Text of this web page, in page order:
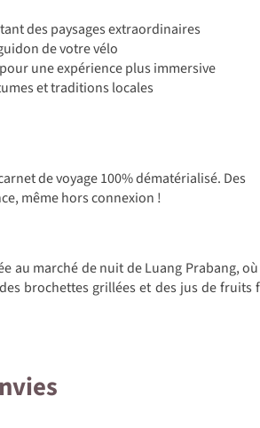
des paysages extraordinaires
de votre vélo
une expérience plus immersive
et traditions locales
de voyage 100% dématérialisé. Des
même hors connexion !
au marché de nuit de Luang Prabang,
brochettes grillées et des jus de fruits